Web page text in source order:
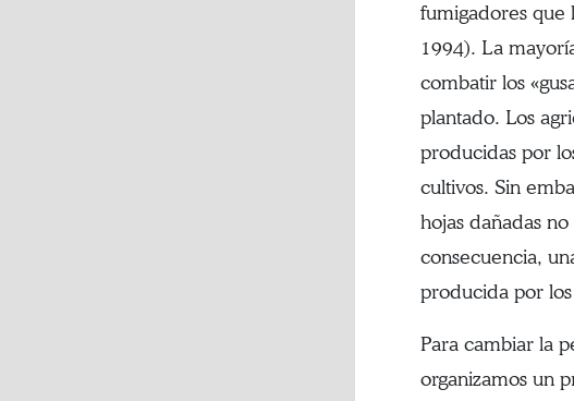
fumigadores que
1994). La
combatir los
plantado. Los
producidas por
cultivos. Sin
hojas dañadas
consecuencia,
producida por
Para cambiar la
organizamos un